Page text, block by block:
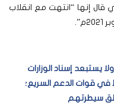
قال إنها “انتهت مع انقلاب
يستبعد إسناد الوزارات
في قوات الدعم السريع؛
سيطرتهم